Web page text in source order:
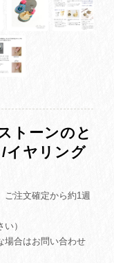
トーンのと
イヤリング
注文確定から約1週
）
場合はお問い合わせ